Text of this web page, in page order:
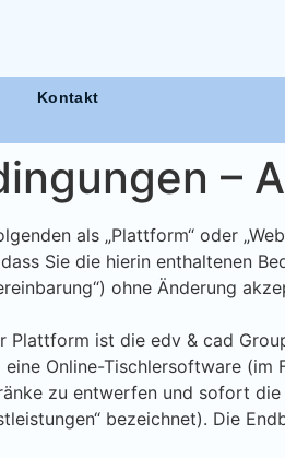
Kontakt
–
als „Plattform“ oder
Sie die hierin enthaltenen
ohne Änderung
Plattform ist die edv & cad
Online-Tischlersoftware
zu entwerfen und sofort
bezeichnet). Die